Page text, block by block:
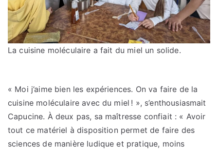
La cuisine moléculaire a fait du miel un solide.
« Moi j’aime bien les expériences. On va faire de la
cuisine moléculaire avec du miel ! », s’enthousiasmait
Capucine. À deux pas, sa maîtresse confiait : « Avoir
tout ce matériel à disposition permet de faire des
sciences de manière ludique et pratique, moins